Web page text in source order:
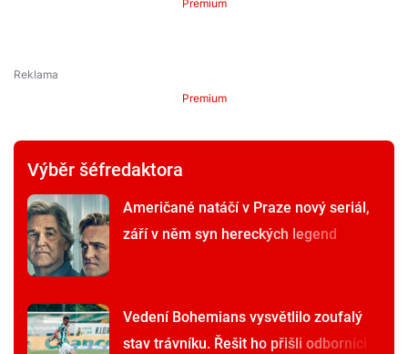
Premium
Premium
Výběr šéfredaktora
Američané natáčí v Praze nový seriál,
září v něm syn hereckých legend
Vedení Bohemians vysvětlilo zoufalý
stav trávníku. Řešit ho přišli odborníci